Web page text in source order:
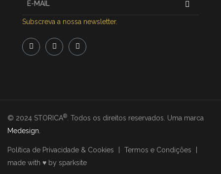
Subscreva a nossa newsletter.
© 2024 STORICA® . Todos os direitos reservados. Uma marca
Medesign
Política de Privacidade & Cookies
Termos e Condições
made with ♥️ by sparksite